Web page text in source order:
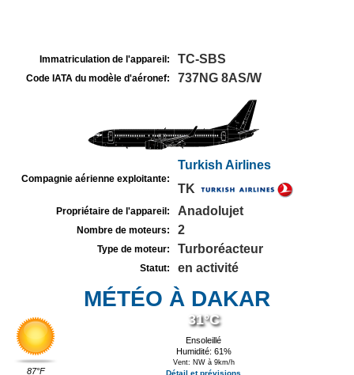
Immatriculation de l'appareil: TC-SBS
Code IATA du modèle d'aéronef: 737NG 8AS/W
Compagnie aérienne exploitante:
Turkish Airlines
TK
Propriétaire de l'appareil: Anadolujet
Nombre de moteurs: 2
Type de moteur: Turboréacteur
Statut: en activité
MÉTÉO À DAKAR
87°F
31°C
Ensoleillé
Humidité: 61%
Vent: NW à 9km/h
Détail et prévisions